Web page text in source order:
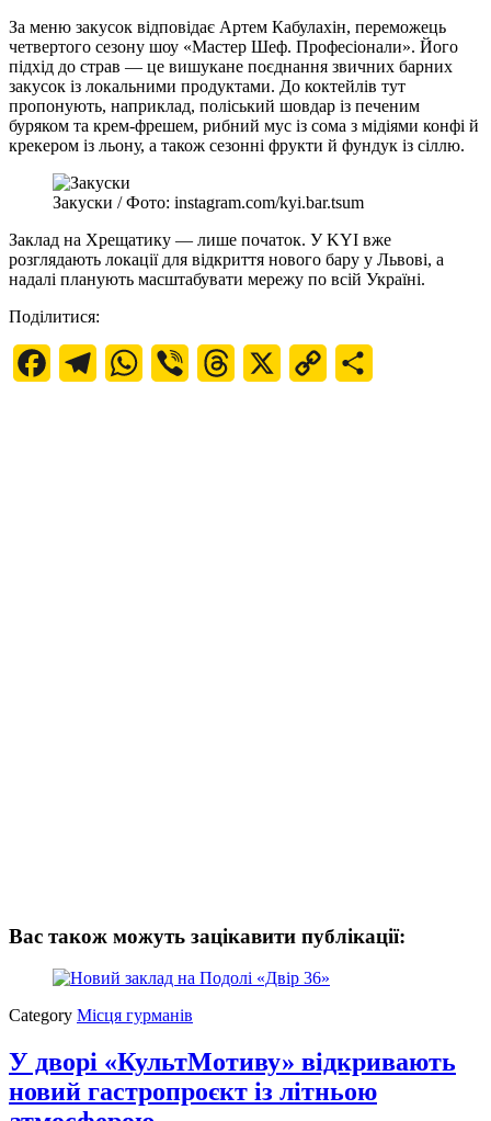
За меню закусок відповідає Артем Кабулахін, переможець
четвертого сезону шоу «Мастер Шеф. Професіонали». Його
підхід до страв — це вишукане поєднання звичних барних
закусок із локальними продуктами. До коктейлів тут
пропонують, наприклад, поліський шовдар із печеним
буряком та крем-фрешем, рибний мус із сома з мідіями конфі й
крекером із льону, а також сезонні фрукти й фундук із сіллю.
Закуски / Фото: instagram.com/kyi.bar.tsum
Заклад на Хрещатику — лише початок. У KYI вже
розглядають локації для відкриття нового бару у Львові, а
надалі планують масштабувати мережу по всій Україні.
Поділитися:
FacebookTelegramWhatsApp
Viber Threads
Copy
Вас також можуть зацікавити публікації:
Category Місця гурманів
У дворі «КультМотиву» відкривають
новий гастропроєкт із літньою